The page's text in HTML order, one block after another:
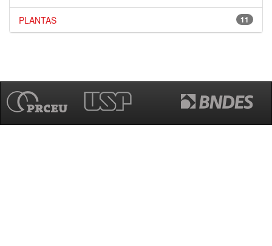
11
PLANTAS